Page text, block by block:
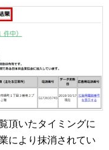
頂いたタイミングに
により抹消されてい